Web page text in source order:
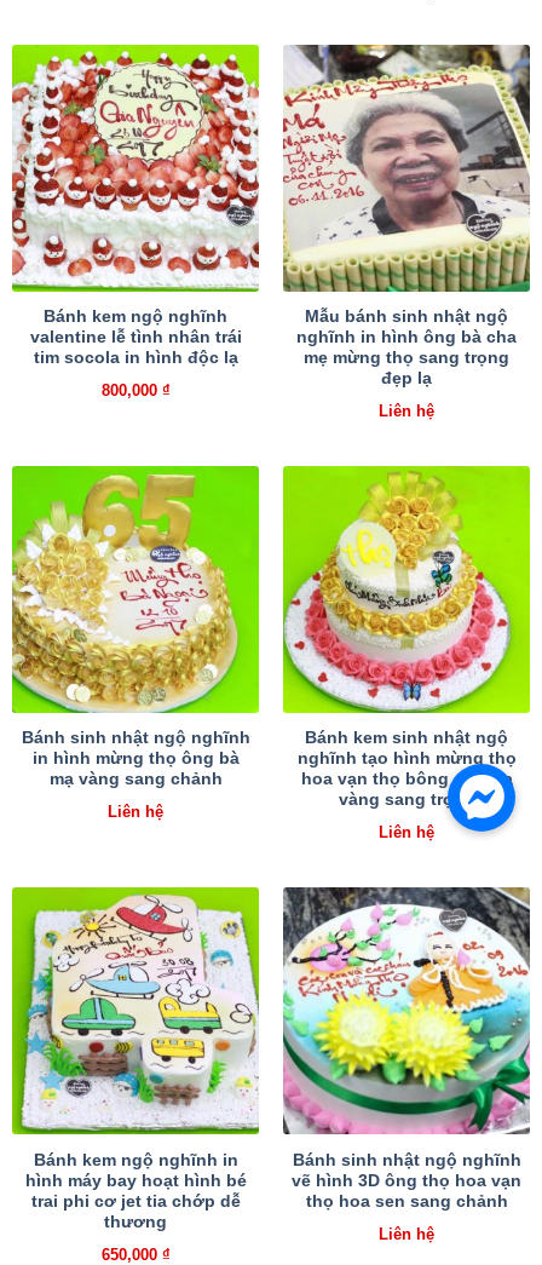
Bánh kem ngộ nghĩnh
valentine lễ tình nhân trái
tim socola in hình độc lạ
800,000 ₫
Mẫu bánh sinh nhật ngộ
nghĩnh in hình ông bà cha
mẹ mừng thọ sang trọng
đẹp lạ
Liên hệ
Bánh sinh nhật ngộ nghĩnh
in hình mừng thọ ông bà
mạ vàng sang chảnh
Liên hệ
Bánh kem sinh nhật ngộ
nghĩnh tạo hình mừng thọ
hoa vạn thọ bông sen mạ
vàng sang trọng
Liên hệ
Bánh kem ngộ nghĩnh in
hình máy bay hoạt hình bé
trai phi cơ jet tia chớp dễ
thương
650,000 ₫
Bánh sinh nhật ngộ nghĩnh
vẽ hình 3D ông thọ hoa vạn
thọ hoa sen sang chảnh
Liên hệ